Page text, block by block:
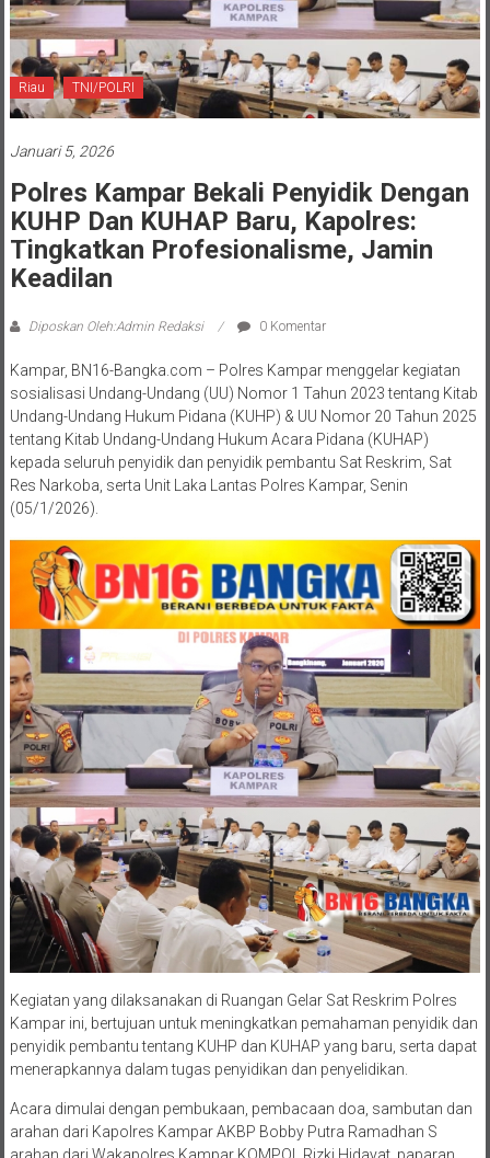
Riau TNI/POLRI
Januari 5, 2026
Polres Kampar Bekali Penyidik Dengan
KUHP Dan KUHAP Baru, Kapolres:
Tingkatkan Profesionalisme, Jamin
Keadilan
Diposkan Oleh:Admin Redaksi 0 Komentar
Kampar, BN16-Bangka.com – Polres Kampar menggelar kegiatan
sosialisasi Undang-Undang (UU) Nomor 1 Tahun 2023 tentang Kitab
Undang-Undang Hukum Pidana (KUHP) & UU Nomor 20 Tahun 2025
tentang Kitab Undang-Undang Hukum Acara Pidana (KUHAP)
kepada seluruh penyidik dan penyidik pembantu Sat Reskrim, Sat
Res Narkoba, serta Unit Laka Lantas Polres Kampar, Senin
(05/1/2026).
Kegiatan yang dilaksanakan di Ruangan Gelar Sat Reskrim Polres
Kampar ini, bertujuan untuk meningkatkan pemahaman penyidik dan
penyidik pembantu tentang KUHP dan KUHAP yang baru, serta dapat
menerapkannya dalam tugas penyidikan dan penyelidikan.
Acara dimulai dengan pembukaan, pembacaan doa, sambutan dan
arahan dari Kapolres Kampar AKBP Bobby Putra Ramadhan S
arahan dari Wakapolres Kampar KOMPOL Rizki Hidayat, paparan